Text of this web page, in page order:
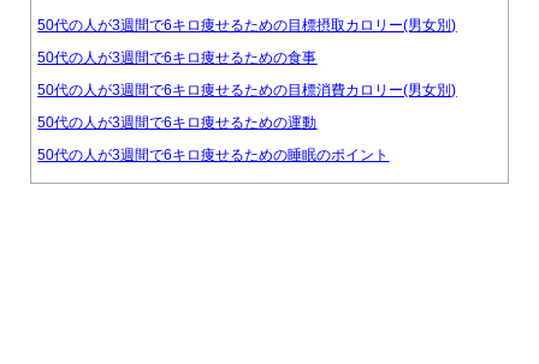
50代の人が3週間で6キロ痩せるための目標摂取カロリー(男女別)
50代の人が3週間で6キロ痩せるための食事
50代の人が3週間で6キロ痩せるための目標消費カロリー(男女別)
50代の人が3週間で6キロ痩せるための運動
50代の人が3週間で6キロ痩せるための睡眠のポイント